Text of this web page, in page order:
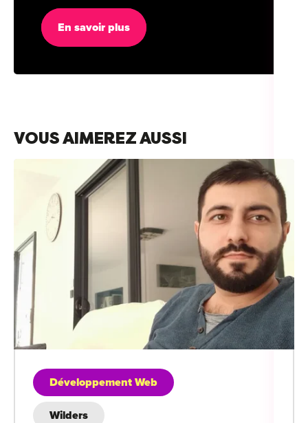
En savoir plus
VOUS AIMEREZ AUSSI
Développement Web
Wilders